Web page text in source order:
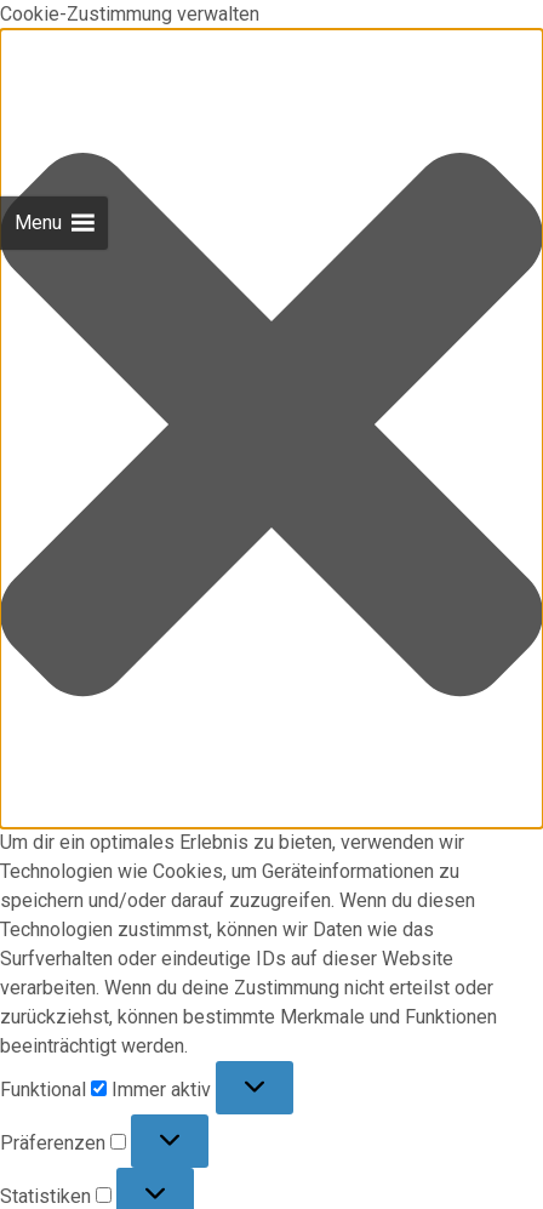
Cookie-Zustimmung verwalten
Um dir ein optimales Erlebnis zu bieten, verwenden wir
Technologien wie Cookies, um Geräteinformationen zu
speichern und/oder darauf zuzugreifen. Wenn du diesen
Technologien zustimmst, können wir Daten wie das
Surfverhalten oder eindeutige IDs auf dieser Website
verarbeiten. Wenn du deine Zustimmung nicht erteilst oder
zurückziehst, können bestimmte Merkmale und Funktionen
beeinträchtigt werden.
Funktional
Immer aktiv
Präferenzen
Statistiken
Menu